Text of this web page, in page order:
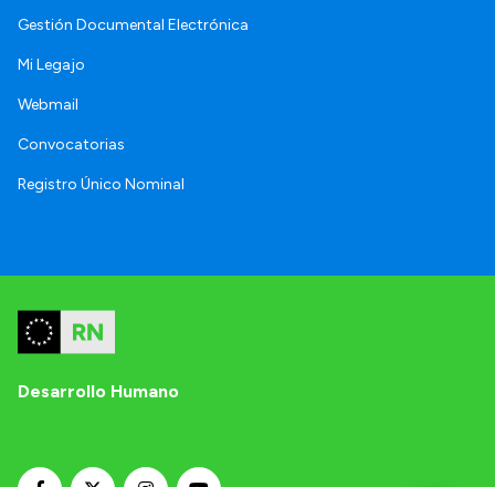
Gestión Documental Electrónica
Mi Legajo
Webmail
Convocatorias
Registro Único Nominal
Desarrollo Humano